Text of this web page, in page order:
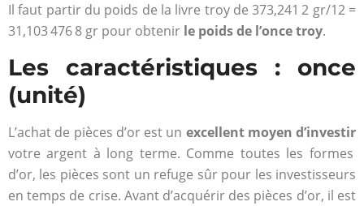
Il faut partir du poids de la livre troy de 373,241 2 gr/12 =
31,103 476 8 gr pour obtenir le poids de l’once troy.
Les caractéristiques : once
(unité)
L’achat de pièces d’or est un excellent moyen d’investir
votre argent à long terme. Comme toutes les formes
d’or, les pièces sont un refuge sûr pour les investisseurs
en temps de crise. Avant d’acquérir des pièces d’or, il est